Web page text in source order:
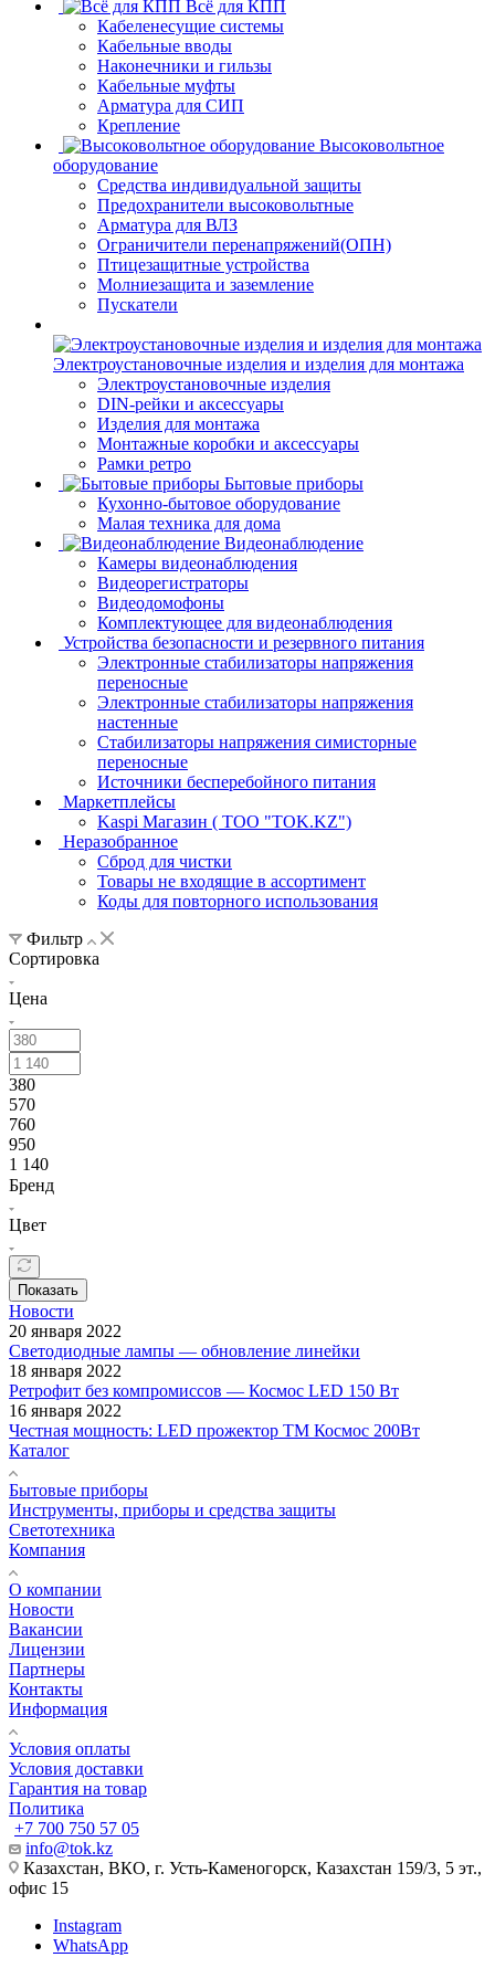
Всё для КПП
Кабеленесущие системы
Кабельные вводы
Наконечники и гильзы
Кабельные муфты
Арматура для СИП
Крепление
Высоковольтное
оборудование
Средства индивидуальной защиты
Предохранители высоковольтные
Арматура для ВЛЗ
Ограничители перенапряжений(ОПН)
Птицезащитные устройства
Молниезащита и заземление
Пускатели
Электроустановочные изделия и изделия для монтажа
Электроустановочные изделия
DIN-рейки и аксессуары
Изделия для монтажа
Монтажные коробки и аксессуары
Рамки ретро
Бытовые приборы
Кухонно-бытовое оборудование
Малая техника для дома
Видеонаблюдение
Камеры видеонаблюдения
Видеорегистраторы
Видеодомофоны
Комплектующее для видеонаблюдения
Устройства безопасности и резервного питания
Электронные стабилизаторы напряжения
переносные
Электронные стабилизаторы напряжения
настенные
Стабилизаторы напряжения симисторные
переносные
Источники бесперебойного питания
Маркетплейсы
Kaspi Магазин ( ТОО "TOK.KZ")
Неразобранное
Сброд для чистки
Товары не входящие в ассортимент
Коды для повторного использования
Фильтр
Сортировка
Цена
380
570
760
950
1 140
Бренд
Цвет
Показать
Новости
20 января 2022
Светодиодные лампы — обновление линейки
18 января 2022
Ретрофит без компромиссов — Космос LED 150 Вт
16 января 2022
Честная мощность: LED прожектор ТМ Космос 200Вт
Каталог
Бытовые приборы
Инструменты, приборы и средства защиты
Светотехника
Компания
О компании
Новости
Вакансии
Лицензии
Партнеры
Контакты
Информация
Условия оплаты
Условия доставки
Гарантия на товар
Политика
+7 700 750 57 05
info@tok.kz
Казахстан, ВКО, г. Усть-Каменогорск, Казахстан 159/3, 5 эт.,
офис 15
Instagram
WhatsApp